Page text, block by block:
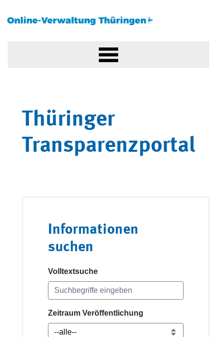
Thüringer
Transparenzportal
Informationen
suchen
Volltextsuche
Zeitraum Veröffentlichung